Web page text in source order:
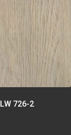
LW 726-2